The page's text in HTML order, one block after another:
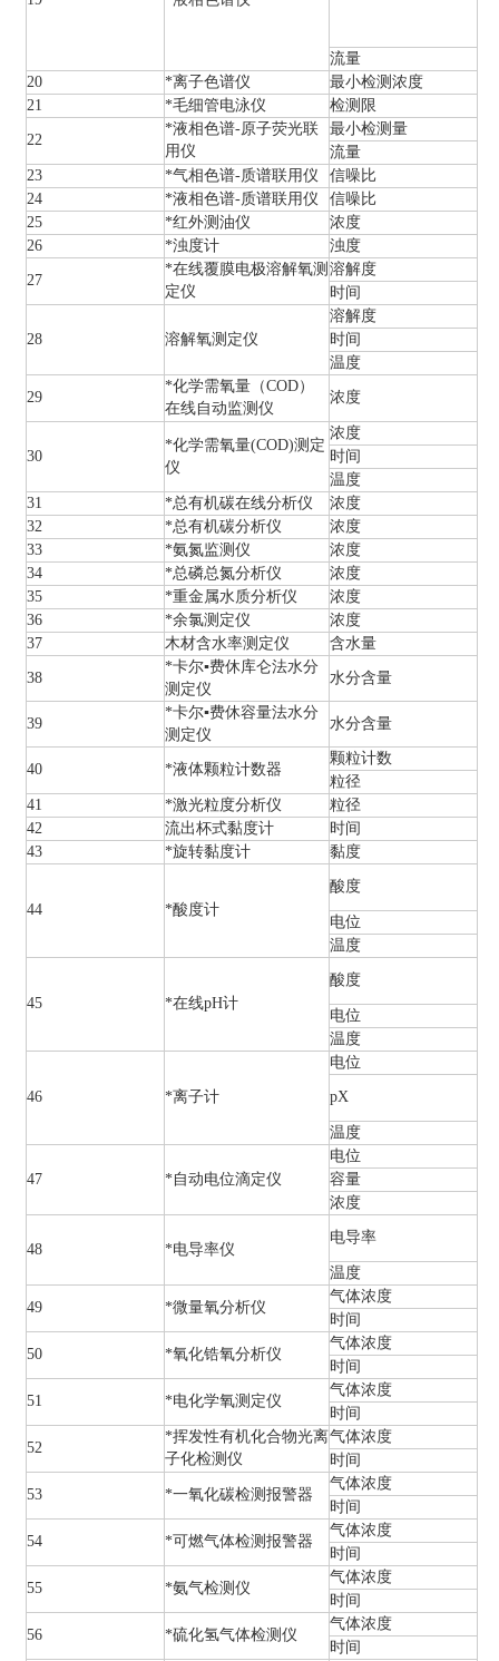
流量
20
*离子色谱仪
最小检测浓度
21
*毛细管电泳仪 检测限
22
*液相色谱-原子荧光联
用仪
最小检测量
流量
23
*气相色谱-质谱联用仪
信噪比
24
*液相色谱-质谱联用仪
信噪比
25
*红外测油仪
浓度
26
*浊度计 浊度
27
*在线覆膜电极溶解氧测
定仪
溶解度
时间
28 溶解氧测定仪
溶解度
时间
温度
29
*化学需氧量（COD）
在线自动监测仪
浓度
30
*化学需氧量(COD)测定
仪
浓度
时间
温度
31
*总有机碳在线分析仪
浓度
32
*总有机碳分析仪
浓度
33
*氨氮监测仪
浓度
34
*总磷总氮分析仪
浓度
35
*重金属水质分析仪
浓度
36
*余氯测定仪
浓度
37
木材含水率测定仪 含水量
38
*卡尔▪费休库仑法水分
测定仪
水分含量
39
*卡尔▪费休容量法水分
测定仪
水分含量
40 *液体颗粒计数器
颗粒计数
粒径
41
*激光粒度分析仪
粒径
42
流出杯式黏度计
时间
43
*旋转黏度计 黏度
44 *酸度计
酸度
电位
温度
45 *在线pH计
酸度
电位
温度
46 *离子计
电位
pX
温度
47 *自动电位滴定仪
电位
容量
浓度
48 *电导率仪
电导率
温度
49 *微量氧分析仪
气体浓度
时间
50 *氧化锆氧分析仪
气体浓度
时间
51 *电化学氧测定仪
气体浓度
时间
52
*挥发性有机化合物光离
子化检测仪
气体浓度
时间
53 *一氧化碳检测报警器
气体浓度
时间
54 *可燃气体检测报警器
气体浓度
时间
55 *氨气检测仪
气体浓度
时间
56 *硫化氢气体检测仪
气体浓度
时间